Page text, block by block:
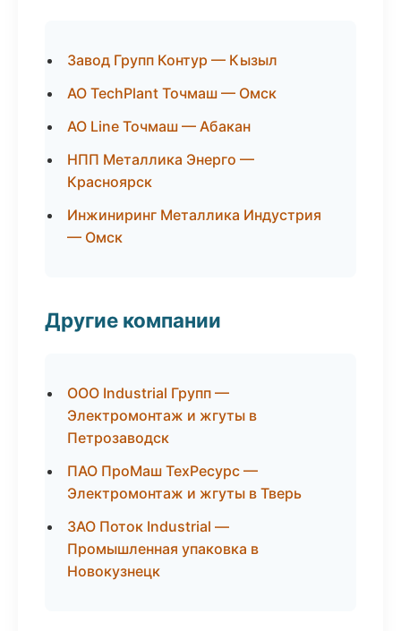
Завод Групп Контур — Кызыл
АО TechPlant Точмаш — Омск
АО Line Точмаш — Абакан
НПП Металлика Энерго —
Красноярск
Инжиниринг Металлика Индустрия
— Омск
Другие компании
ООО Industrial Групп —
Электромонтаж и жгуты в
Петрозаводск
ПАО ПроМаш ТехРесурс —
Электромонтаж и жгуты в Тверь
ЗАО Поток Industrial —
Промышленная упаковка в
Новокузнецк